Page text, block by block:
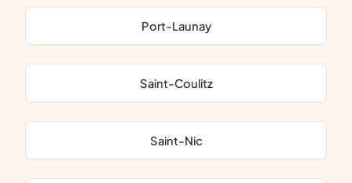
Port-Launay
Saint-Coulitz
Saint-Nic